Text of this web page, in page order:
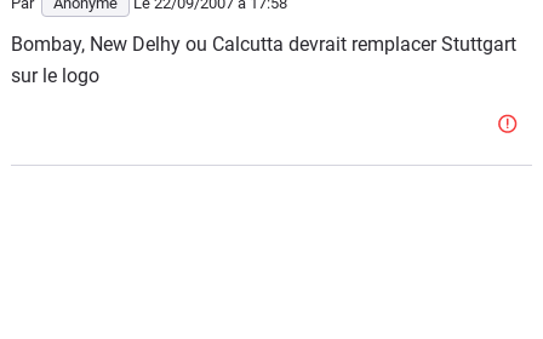
Bombay, New Delhy ou Calcutta devrait remplacer Stuttgart
sur le logo